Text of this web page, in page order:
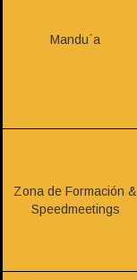
Mandu´a
Zona de Formación &
Speedmeetings